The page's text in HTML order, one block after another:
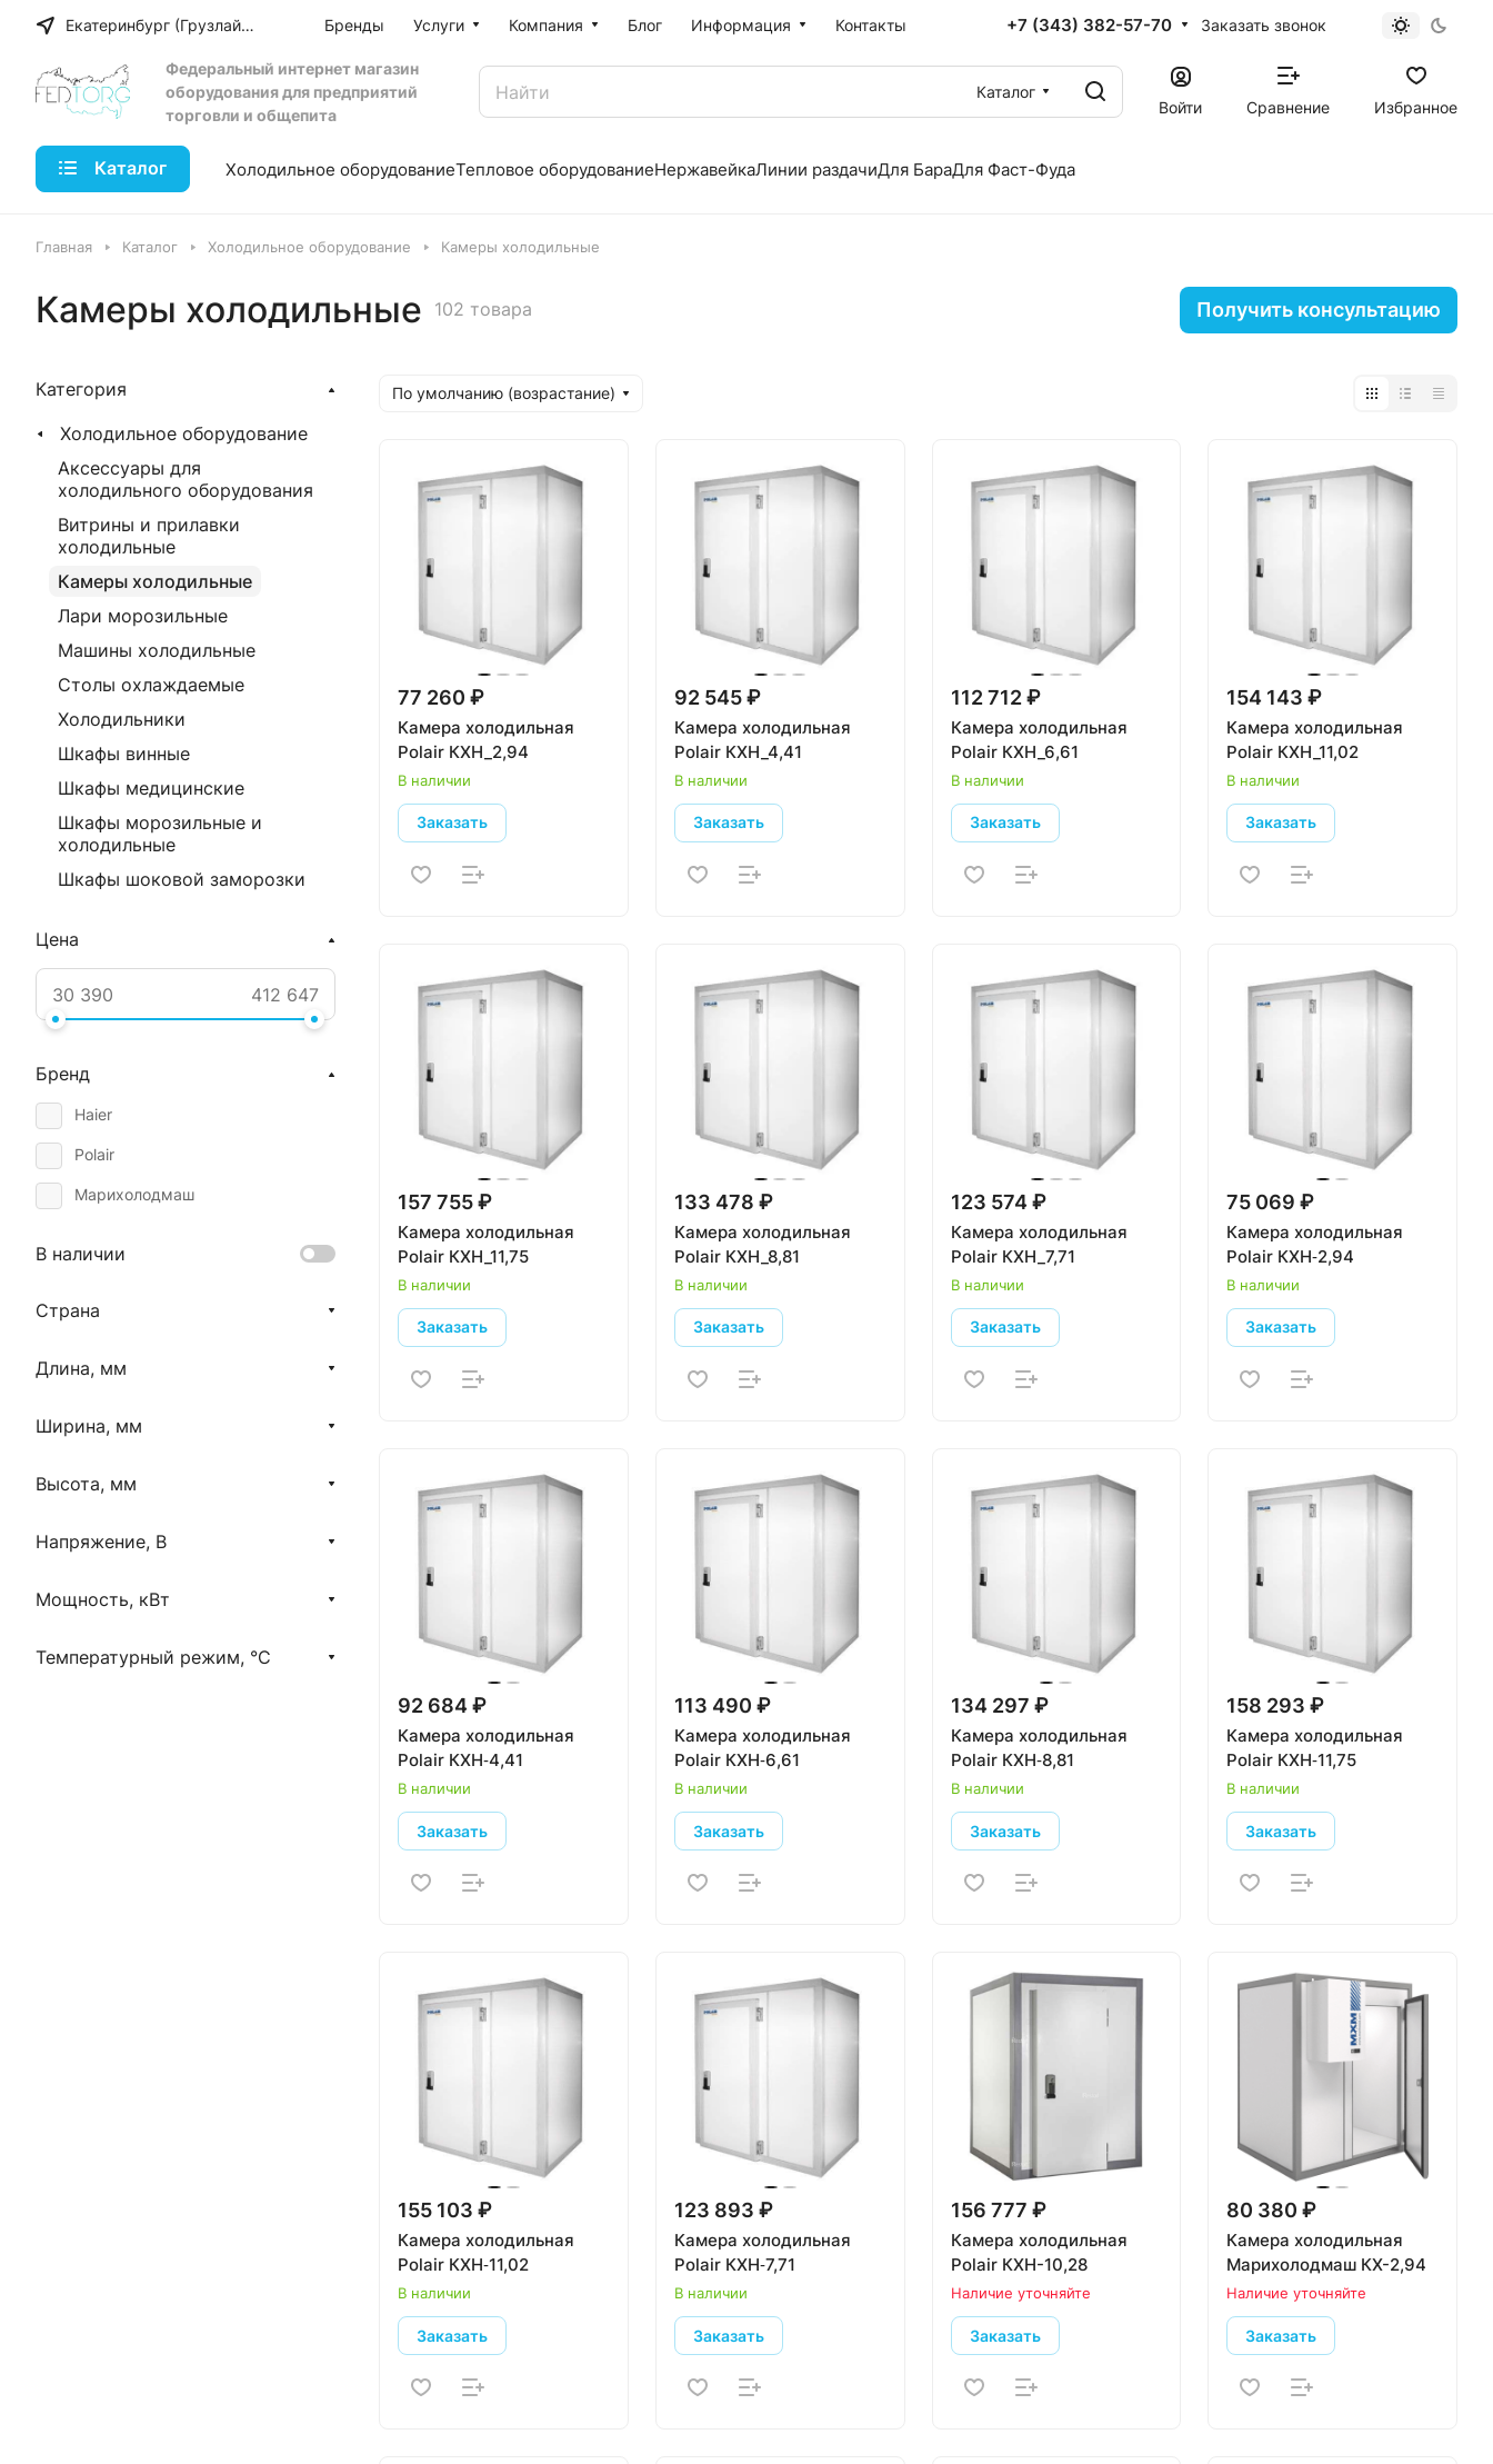
Екатеринбург (Грузлайн) Бренды Услуги Компания Блог Информация Контакты +7 (343) 382-57-70 Заказать звонок
Федеральный интернет магазин
оборудования для предприятий
торговли и общепита
Каталог
Войти
Сравнение Избранное
Каталог Холодильное оборудованиеТепловое оборудованиеНержавейкаЛинии раздачиДля БараДля Фаст-Фуда
Главная Каталог Холодильное оборудование Камеры холодильные
Камеры холодильные 102 товара Получить консультацию
По умолчанию (возрастание)
77 260 ₽
Камера холодильная
Polair КХН_2,94
В наличии
Заказать
92 545 ₽
Камера холодильная
Polair КХН_4,41
В наличии
Заказать
112 712 ₽
Камера холодильная
Polair КХН_6,61
В наличии
Заказать
154 143 ₽
Камера холодильная
Polair КХН_11,02
В наличии
Заказать
157 755 ₽
Камера холодильная
Polair КХН_11,75
В наличии
Заказать
133 478 ₽
Камера холодильная
Polair КХН_8,81
В наличии
Заказать
123 574 ₽
Камера холодильная
Polair КХН_7,71
В наличии
Заказать
75 069 ₽
Камера холодильная
Polair КХН‑2,94
В наличии
Заказать
92 684 ₽
Камера холодильная
Polair КХН‑4,41
В наличии
Заказать
113 490 ₽
Камера холодильная
Polair КХН‑6,61
В наличии
Заказать
134 297 ₽
Камера холодильная
Polair КХН‑8,81
В наличии
Заказать
158 293 ₽
Камера холодильная
Polair КХН‑11,75
В наличии
Заказать
155 103 ₽
Камера холодильная
Polair КХН‑11,02
В наличии
Заказать
123 893 ₽
Камера холодильная
Polair КХН‑7,71
В наличии
Заказать
156 777 ₽
Камера холодильная
Polair КХН-10,28
Наличие уточняйте
Заказать
80 380 ₽
Камера холодильная
Марихолодмаш КХ-2,94
Наличие уточняйте
Заказать
Категория
Холодильное оборудование
Аксессуары для
холодильного оборудования
Витрины и прилавки
холодильные
Камеры холодильные
Лари морозильные
Машины холодильные
Столы охлаждаемые
Холодильники
Шкафы винные
Шкафы медицинские
Шкафы морозильные и
холодильные
Шкафы шоковой заморозки
Цена
Бренд
Haier
Polair
Марихолодмаш
В наличии
Страна
Длина, мм
Ширина, мм
Высота, мм
Напряжение, В
Мощность, кВт
Температурный режим, °C